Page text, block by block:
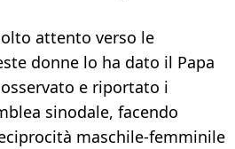
attento verso le
donne lo ha dato il Papa
e riportato i
sinodale, facendo
maschile-femminile